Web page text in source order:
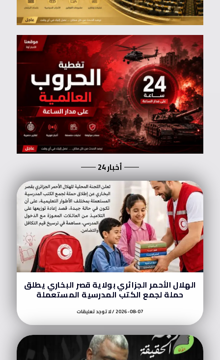
أخبار 24
الهلال الأحمر الجزائري بولاية قصر البخاري يطلق
حملة لجمع الكتب المدرسية المستعملة
2026-08-07 لا توجد تعليقات